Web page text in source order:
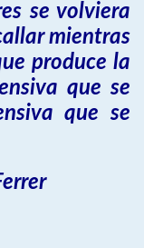
se volviera
mientras
produce la
que se
que se